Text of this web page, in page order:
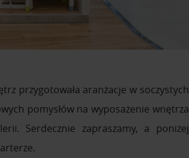
przygotowała aranżacje w soczystych
pomysłów na wyposażenie wnętrza
Serdecznie zapraszamy, a poniżej